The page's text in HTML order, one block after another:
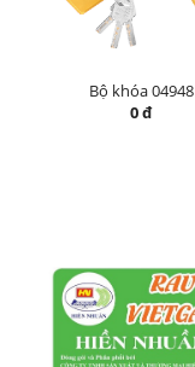
Bộ khóa 04948
0 đ